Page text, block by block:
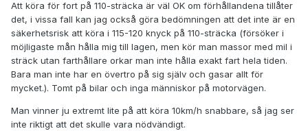
Att köra för fort på 110-sträcka är väl OK om förhållandena tillåter
det, i vissa fall kan jag också göra bedömningen att det inte är en
säkerhetsrisk att köra i 115-120 knyck på 110-sträcka (försöker i
möjligaste mån hålla mig till lagen, men kör man massor med mil i
sträck utan farthållare orkar man inte hålla exakt fart hela tiden.
Bara man inte har en övertro på sig själv och gasar allt för
mycket.). Tomt på bilar och inga människor på motorvägen.
Man vinner ju extremt lite på att köra 10km/h snabbare, så jag ser
inte riktigt att det skulle vara nödvändigt.